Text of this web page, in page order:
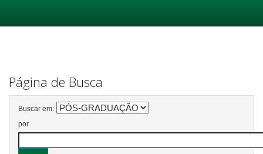
Página de Busca
Buscar em:
por